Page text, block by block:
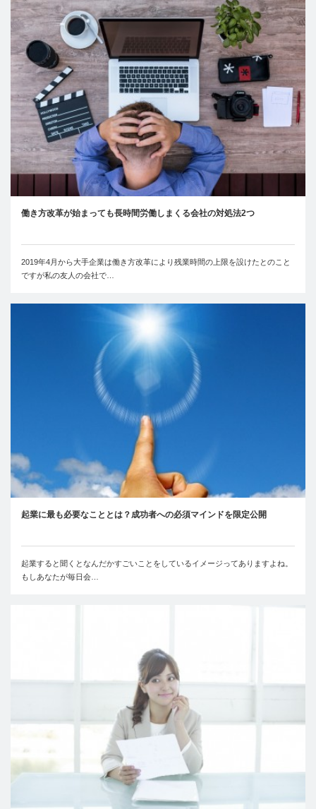
働き方改革が始まっても長時間労働しまくる会社の対処法2つ
2019年4月から大手企業は働き方改革により残業時間の上限を設けたとのこと
ですが私の友人の会社で…
起業に最も必要なこととは？成功者への必須マインドを限定公開
起業すると聞くとなんだかすごいことをしているイメージってありますよね。
もしあなたが毎日会…